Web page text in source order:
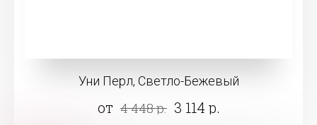
Уни Перл, Светло-Бежевый
от 4 448 р. 3 114 р.